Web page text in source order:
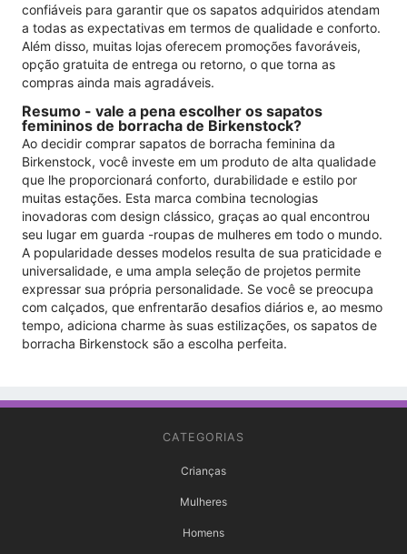
confiáveis ​​para garantir que os sapatos adquiridos atendam
a todas as expectativas em termos de qualidade e conforto.
Além disso, muitas lojas oferecem promoções favoráveis,
opção gratuita de entrega ou retorno, o que torna as
compras ainda mais agradáveis.
Resumo - vale a pena escolher os sapatos
femininos de borracha de Birkenstock?
Ao decidir comprar sapatos de borracha feminina da
Birkenstock, você investe em um produto de alta qualidade
que lhe proporcionará conforto, durabilidade e estilo por
muitas estações. Esta marca combina tecnologias
inovadoras com design clássico, graças ao qual encontrou
seu lugar em guarda -roupas de mulheres em todo o mundo.
A popularidade desses modelos resulta de sua praticidade e
universalidade, e uma ampla seleção de projetos permite
expressar sua própria personalidade. Se você se preocupa
com calçados, que enfrentarão desafios diários e, ao mesmo
tempo, adiciona charme às suas estilizações, os sapatos de
borracha Birkenstock são a escolha perfeita.
CATEGORIAS
Crianças
Mulheres
Homens